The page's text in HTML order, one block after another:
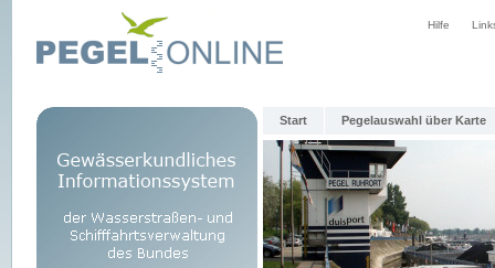
Hilfe
Start Pegelauswahl über Karte